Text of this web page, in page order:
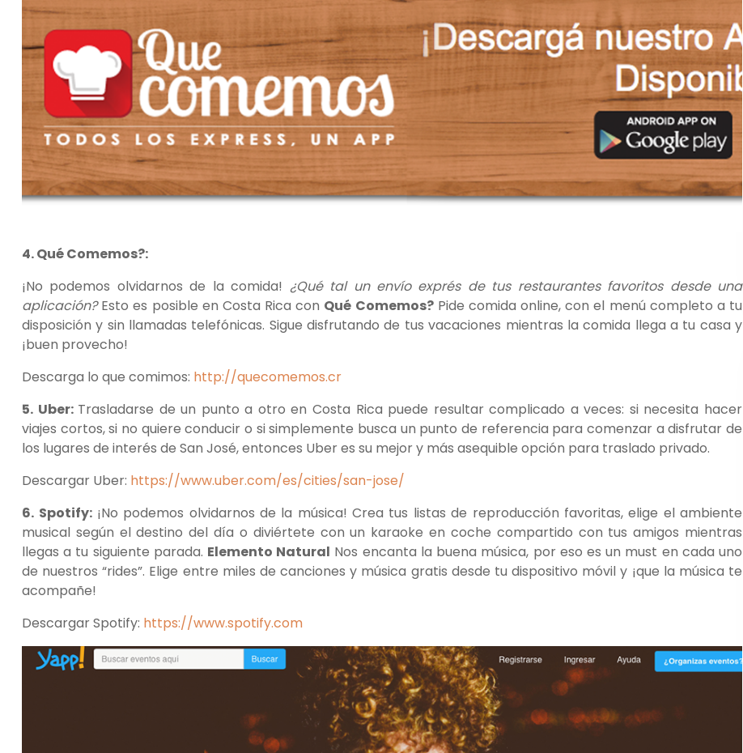
4. Qué Comemos?:
¡No podemos olvidarnos de la comida! ¿Qué tal un envío exprés de tus restaurantes favoritos desde una
aplicación?Esto es posible en Costa Rica con Qué Comemos?Pide comida online, con el menú completo a tu
disposición y sin llamadas telefónicas. Sigue disfrutando de tus vacaciones mientras la comida llega a tu casa y
¡buen provecho!
Descarga lo que comimos: http://quecomemos.cr
5. Uber: Trasladarse de un punto a otro en Costa Rica puede resultar complicado a veces: si necesita hacer
viajes cortos, si no quiere conducir o si simplemente busca un punto de referencia para comenzar a disfrutar de
los lugares de interés de San José, entonces Uber es su mejor y más asequible opción para traslado privado.
Descargar Uber: https://www.uber.com/es/cities/san-jose/
6. Spotify: ¡No podemos olvidarnos de la música! Crea tus listas de reproducción favoritas, elige el ambiente
musical según el destino del día o diviértete con un karaoke en coche compartido con tus amigos mientras
llegas a tu siguiente parada. Elemento Natural Nos encanta la buena música, por eso es un must en cada uno
de nuestros “rides”. Elige entre miles de canciones y música gratis desde tu dispositivo móvil y ¡que la música te
acompañe!
Descargar Spotify: https://www.spotify.com